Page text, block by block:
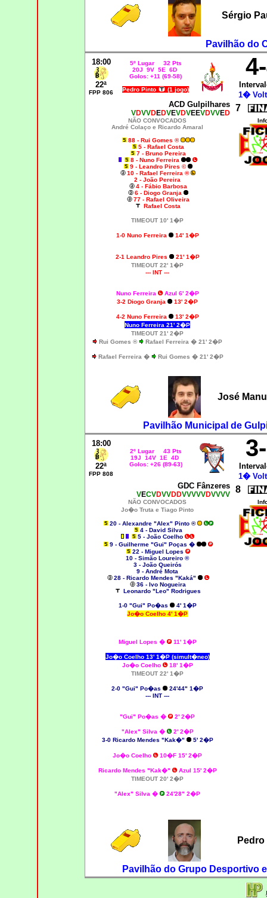
Sérgio
Pavilhão do
18:00
22ª
FPP 806
5º Lugar 32 Pts
20J 9V 5E 6D
Golos: +11 (69-58)
Pedro Pinto
(1 jogo)
1�
ACD Gulpilhares
VDVVDEDVEVDVEEVDVVED 7
NÃO CONVOCADOS
André Colaço e Ricardo Amaral
88 - Rui Gomes ®
5 - Rafael Costa
7 - Bruno Pereira
8 - Nuno Ferreira
9 - Leandro Pires ©
10 - Rafael Ferreira ®
2 - João Pereira
4 - Fábio Barbosa
6 - Diogo Granja
77 - Rafael Oliveira
Rafael Costa
TIMEOUT 10' 1�P
1-0 Nuno Ferreira 14' 1�P
2-1 Leandro Pires
21' 1�P
TIMEOUT 22' 1�P
--- INT ---
Nuno Ferreira
Azul 6' 2�P
3-2 Diogo Granja
13' 2�P
4-2 Nuno Ferreira
13' 2�P
Nuno Ferreira 21' 2�P
TIMEOUT 21' 2�P
Rui Gomes ®
Rafael Ferreira � 21' 2�P
Rafael Ferreira � Rui Gomes � 21' 2�P
José
Pavilhão Municipal de
18:00
22ª
FPP 808
2º Lugar 43 Pts
19J 14V 1E 4D
Golos: +26 (89-63)
1�
GDC Fânzeres
VECVDVVDDVVVVVDVVVV 8
NÃO CONVOCADOS
Jo�o Truta e Tiago Pinto
20 - Alexandre "Alex" Pinto ®
4 - David Silva
5 - João Coelho
9 - Guilherme "Gui" Poças �
22 - Miguel Lopes
10 - Simão Loureiro ®
3 - João Queirós
9 - André Mota
28 - Ricardo Mendes "Kaká"
36 - Ivo Nogueira
Leonardo "Leo" Rodrigues
1-0 "Gui" Po�as
4' 1�P
Jo�o Coelho 4' 1�P
Miguel Lopes � 11' 1�P
Jo�o Coelho13' 1�P (simult�neo)
Jo�o Coelho
18' 1�P
TIMEOUT 22' 1�P
2-0 "Gui" Po�as
24'44" 1�P
--- INT ---
"Gui" Po�as � 2' 2�P
"Alex" Silva �
2' 2�P
3-0 Ricardo Mendes "Kak�"
5' 2�P
Jo�o Coelho 10�F 15' 2�P
Ricardo Mendes "Kak�"
Azul 15' 2�P
TIMEOUT 20' 2�P
"Alex" Silva � 24'28" 2�P
Pavilhão do Grupo Desportivo